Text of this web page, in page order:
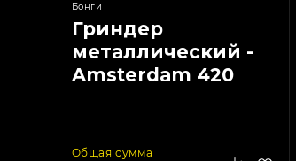
Бонги
Гриндер
металлический -
Amsterdam 420
Общая сумма